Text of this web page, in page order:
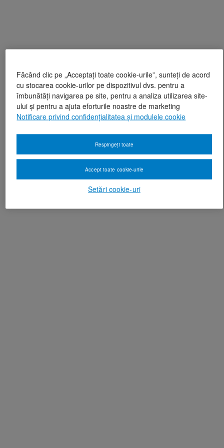
Făcând clic pe „Acceptați toate cookie-urile”, sunteți de acord
cu stocarea cookie-urilor pe dispozitivul dvs. pentru a
îmbunătăți navigarea pe site, pentru a analiza utilizarea site-
ului și pentru a ajuta eforturile noastre de marketing
Notificare privind confidențialitatea și modulele cookie
Setări cookie-uri
Respingeți toate
Accept toate cookie-urile